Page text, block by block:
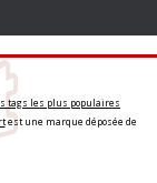
tags les plus populaires
est une marque déposée de